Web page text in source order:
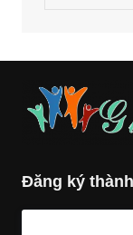
Đăng ký